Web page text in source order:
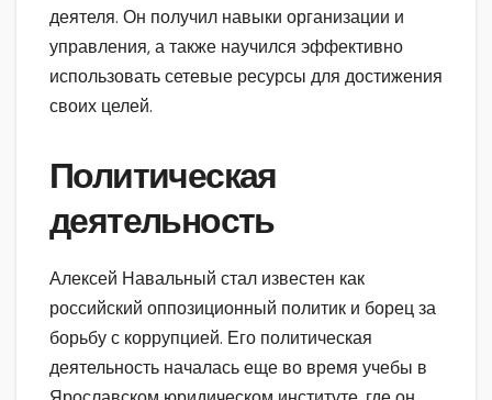
деятеля. Он получил навыки организации и
управления, а также научился эффективно
использовать сетевые ресурсы для достижения
своих целей.
Политическая
деятельность
Алексей Навальный стал известен как
российский оппозиционный политик и борец за
борьбу с коррупцией. Его политическая
деятельность началась еще во время учебы в